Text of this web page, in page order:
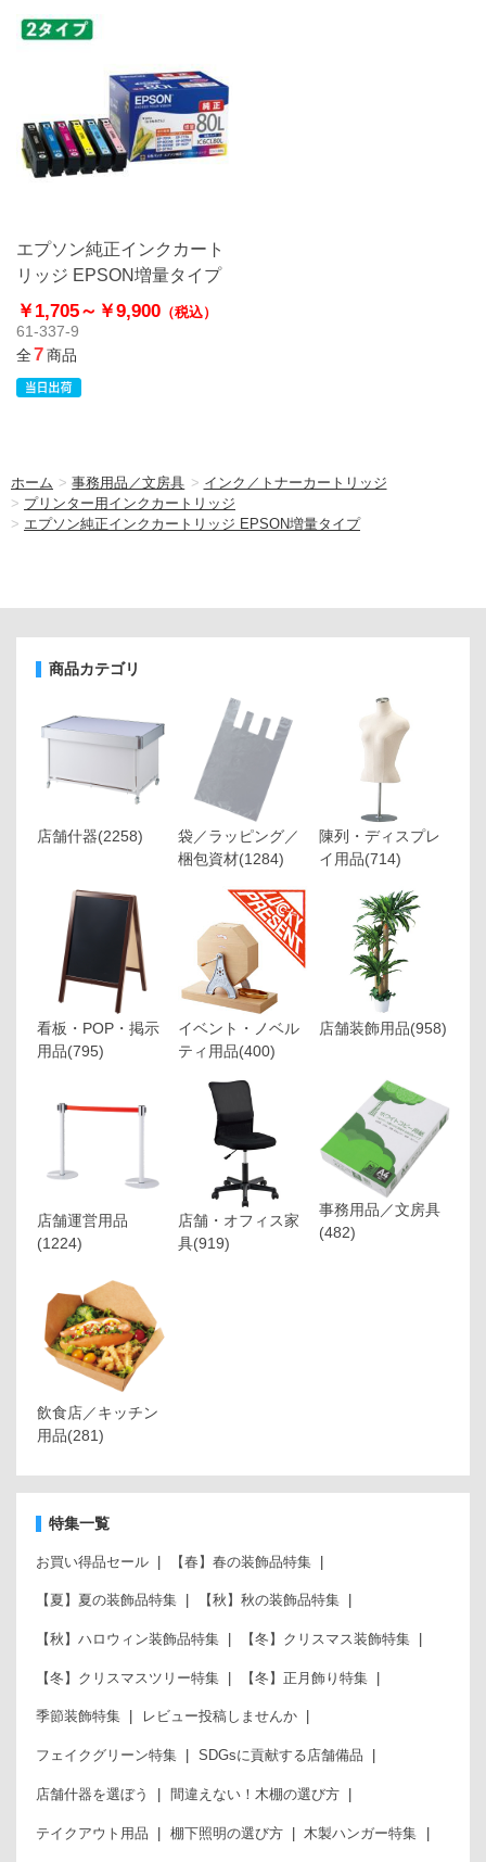
エプソン純正インクカート
リッジ EPSON増量タイプ
￥1,705～ ￥9,900 （税込）
61-337-9
全7商品
ホーム >事務用品／文房具 > インク／トナーカートリッジ
> プリンター用インクカートリッジ
> エプソン純正インクカートリッジ EPSON増量タイプ
商品カテゴリ
店舗什器(2258)
袋／ラッピング／
梱包資材(1284)
陳列・ディスプレ
イ用品(714)
看板・POP・掲示
用品(795)
イベント・ノベル
ティ用品(400)
店舗装飾用品(958)
店舗運営用品
(1224)
店舗・オフィス家
具(919)
事務用品／文房具
(482)
飲食店／キッチン
用品(281)
特集一覧
お買い得品セール 【春】春の装飾品特集
【夏】夏の装飾品特集 【秋】秋の装飾品特集
【秋】ハロウィン装飾品特集 【冬】クリスマス装飾特集
【冬】クリスマスツリー特集 【冬】正月飾り特集
季節装飾特集 レビュー投稿しませんか
フェイクグリーン特集 SDGsに貢献する店舗備品
店舗什器を選ぼう 間違えない！木棚の選び方
テイクアウト用品 棚下照明の選び方 木製ハンガー特集